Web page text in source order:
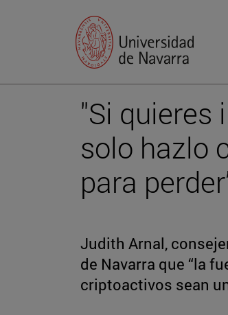
"Si quieres
solo hazlo
para
Judith Arnal,
de Navarra que “la
criptoactivos sean